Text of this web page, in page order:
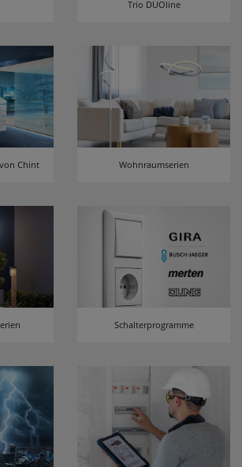
Trio DUOline
Chint Wohnraumserien
Schalterprogramme
die entsprechende Auswahl
Maps
speichern
Cookies akzeptieren